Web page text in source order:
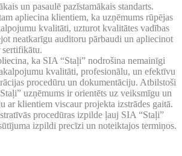
un pasaulē pazīstamākais standarts.
apliecina klientiem, ka uzņēmums rūpējas
kvalitāti, uzturot kvalitātes vadības
neatkarīgu auditoru pārbaudi un apliecinot
sertifikātu.
ka SIA “Staļi” nodrošina nemainīgi
kvalitāti, profesionālu, un efektīvu
procedūru un dokumentāciju. Atbilstoši
uzņēmums ir orientēts uz veiksmīgu un
ar klientiem viscaur projekta izstrādes gaitā.
procedūras izpilde ļauj SIA “Staļi”
izpildi precīzi un noteiktajos termiņos.